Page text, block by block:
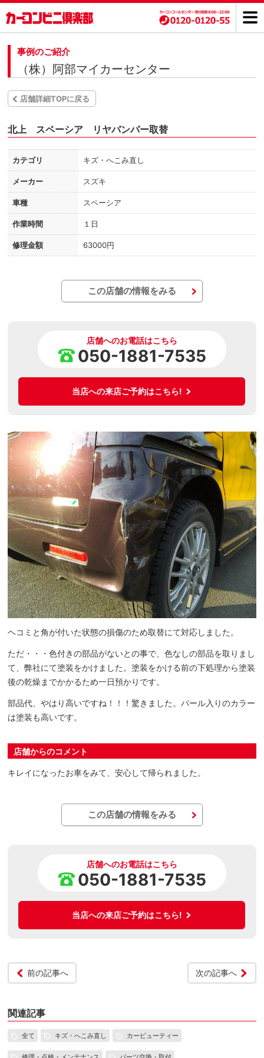
事例のご紹介
（株）阿部マイカーセンター
店舗詳細TOPに戻る
北上 スペーシア リヤバンパー取替
カテゴリ キズ・へこみ直し
メーカー スズキ
車種 スペーシア
作業時間 １日
修理金額 63000円
この店舗の情報をみる
店舗へのお電話はこちら
050-1881-7535
当店への来店ご予約はこちら!
ヘコミと角が付いた状態の損傷のため取替にて対応しました。
ただ・・・色付きの部品がないとの事で、色なしの部品を取りまし
て、弊社にて塗装をかけました。塗装をかける前の下処理から塗装
後の乾燥までかかるため一日預かりです。
部品代、やはり高いですね！！！驚きました。パール入りのカラー
は塗装も高いです。
店舗からのコメント
キレイになったお車をみて、安心して帰られました。
この店舗の情報をみる
店舗へのお電話はこちら
050-1881-7535
当店への来店ご予約はこちら!
前の記事へ 次の記事へ
関連記事
全て キズ・へこみ直し カービューティー